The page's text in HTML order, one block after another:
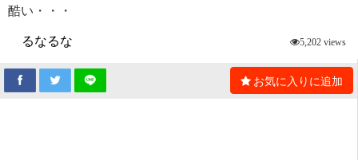
酷い・・・
るなるな
5,202 views
お気に入りに追加